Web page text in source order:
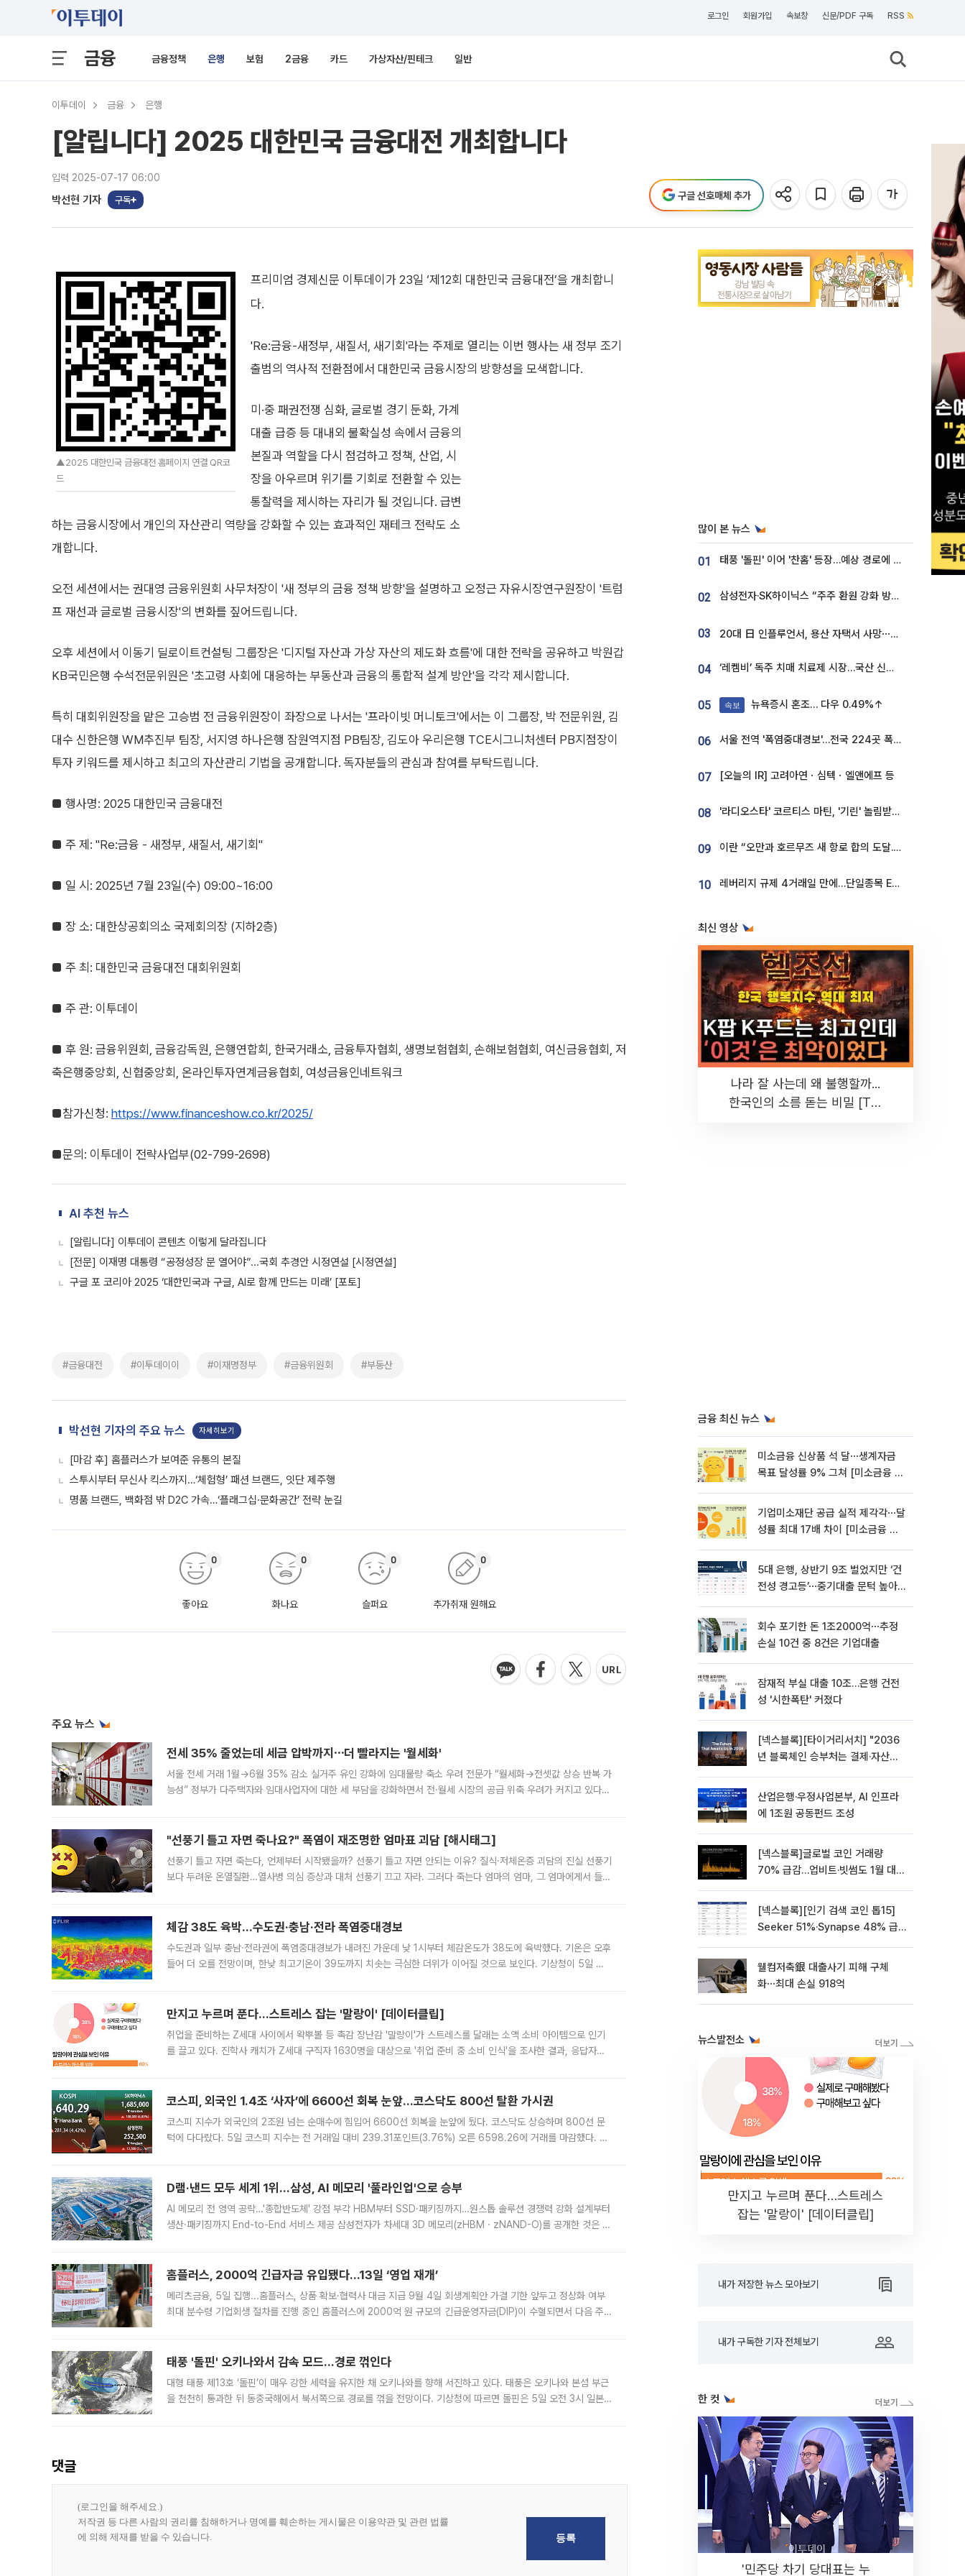
로그인 회원가입 속보창 신문/PDF 구독 RSS
금융 금융정책 은행 보험 2금융 카드 가상자산/핀테크 일반
이투데이 금융 은행
[알립니다] 2025 대한민국 금융대전 개최합니다
입력 2025-07-17 06:00
박선현 기자 구독 구글 선호매체 추가
▲2025 대한민국 금융대전 홈페이지 연결 QR코
드
프리미엄 경제신문 이투데이가 23일 ‘제12회 대한민국 금융대전’을 개최합니
다.
'Re:금융-새정부, 새질서, 새기회'라는 주제로 열리는 이번 행사는 새 정부 조기
출범의 역사적 전환점에서 대한민국 금융시장의 방향성을 모색합니다.
미·중 패권전쟁 심화, 글로벌 경기 둔화, 가계
대출 급증 등 대내외 불확실성 속에서 금융의
본질과 역할을 다시 점검하고 정책, 산업, 시
장을 아우르며 위기를 기회로 전환할 수 있는
통찰력을 제시하는 자리가 될 것입니다. 급변
하는 금융시장에서 개인의 자산관리 역량을 강화할 수 있는 효과적인 재테크 전략도 소
개합니다.
오전 세션에서는 권대영 금융위원회 사무처장이 '새 정부의 금융 정책 방향'을 설명하고 오정근 자유시장연구원장이 '트럼
프 재선과 글로벌 금융시장'의 변화를 짚어드립니다.
오후 세션에서 이동기 딜로이트컨설팅 그룹장은 '디지털 자산과 가상 자산의 제도화 흐름'에 대한 전략을 공유하고 박원갑
KB국민은행 수석전문위원은 '초고령 사회에 대응하는 부동산과 금융의 통합적 설계 방안'을 각각 제시합니다.
특히 대회위원장을 맡은 고승범 전 금융위원장이 좌장으로 나서는 '프라이빗 머니토크'에서는 이 그룹장, 박 전문위원, 김
대수 신한은행 WM추진부 팀장, 서지영 하나은행 잠원역지점 PB팀장, 김도아 우리은행 TCE시그니처센터 PB지점장이
투자 키워드를 제시하고 최고의 자산관리 기법을 공개합니다. 독자분들의 관심과 참여를 부탁드립니다.
■ 행사명: 2025 대한민국 금융대전
■ 주 제: "Re:금융 - 새정부, 새질서, 새기회"
■ 일 시: 2025년 7월 23일(수) 09:00~16:00
■ 장 소: 대한상공회의소 국제회의장 (지하2층)
■ 주 최: 대한민국 금융대전 대회위원회
■ 주 관: 이투데이
■ 후 원: 금융위원회, 금융감독원, 은행연합회, 한국거래소, 금융투자협회, 생명보험협회, 손해보험협회, 여신금융협회, 저
축은행중앙회, 신협중앙회, 온라인투자연계금융협회, 여성금융인네트워크
■참가신청: https://www.financeshow.co.kr/2025/
■문의: 이투데이 전략사업부(02-799-2698)
AI 추천 뉴스
[알립니다] 이투데이 콘텐츠 이렇게 달라집니다
[전문] 이재명 대통령 “공정성장 문 열어야”...국회 추경안 시정연설 [시정연설]
구글 포 코리아 2025 ‘대한민국과 구글, AI로 함께 만드는 미래’ [포토]
#금융대전 #이투데이이 #이재명정부 #금융위원회 #부동산
박선현 기자의 주요 뉴스 자세히보기
[마감 후] 홈플러스가 보여준 유통의 본질
스투시부터 무신사 킥스까지…‘체험형’ 패션 브랜드, 잇단 제주행
명품 브랜드, 백화점 밖 D2C 가속…‘플래그십·문화공간’ 전략 눈길
좋아요
0
화나요
0
슬퍼요
0
추가취재 원해요
0
주요 뉴스
전세 35% 줄었는데 세금 압박까지⋯더 빨라지는 '월세화'
서울 전세 거래 1월→6월 35% 감소 실거주 유인 강화에 임대물량 축소 우려 전문가 “월세화→전셋값 상승 반복 가
능성” 정부가 다주택자와 임대사업자에 대한 세 부담을 강화하면서 전·월세 시장의 공급 위축 우려가 커지고 있다.
"선풍기 틀고 자면 죽나요?" 폭염이 재조명한 엄마표 괴담 [해시태그]
선풍기 틀고 자면 죽는다, 언제부터 시작됐을까? 선풍기 틀고 자면 안되는 이유? 질식·저체온증 괴담의 진실 선풍기
보다 두려운 온열질환…열사병 의심 증상과 대처 선풍기 끄고 자라. 그러다 죽는다 엄마의 엄마, 그 엄마에게서 들어
체감 38도 육박…수도권·충남·전라 폭염중대경보
수도권과 일부 충남·전라권에 폭염중대경보가 내려진 가운데 낮 1시부터 체감온도가 38도에 육박했다. 기온은 오후
들어 더 오를 전망이며, 한낮 최고기온이 39도까지 치솟는 극심한 더위가 이어질 것으로 보인다. 기상청이 5일 오
만지고 누르며 푼다…스트레스 잡는 '말랑이' [데이터클립]
취업을 준비하는 Z세대 사이에서 왁뿌볼 등 촉감 장난감 '말랑이'가 스트레스를 달래는 소액 소비 아이템으로 인기
를 끌고 있다. 진학사 캐치가 Z세대 구직자 1630명을 대상으로 '취업 준비 중 소비 인식'을 조사한 결과, 응답자의
코스피, 외국인 1.4조 ‘사자’에 6600선 회복 눈앞…코스닥도 800선 탈환 가시권
코스피 지수가 외국인의 2조원 넘는 순매수에 힘입어 6600선 회복을 눈앞에 뒀다. 코스닥도 상승하며 800선 문
턱에 다다랐다. 5일 코스피 지수는 전 거래일 대비 239.31포인트(3.76%) 오른 6598.26에 거래를 마감했다. 장
D램·낸드 모두 세계 1위…삼성, AI 메모리 '풀라인업'으로 승부
AI 메모리 전 영역 공략…'종합반도체' 강점 부각 HBM부터 SSD·패키징까지…원스톱 솔루션 경쟁력 강화 설계부터
생산·패키징까지 End-to-End 서비스 제공 삼성전자가 차세대 3D 메모리(zHBMㆍzNAND-O)를 공개한 것은 단
홈플러스, 2000억 긴급자금 유입됐다…13일 ‘영업 재개’
메리츠금융, 5일 집행...홈플러스, 상품 확보·협력사 대금 지급 9월 4일 회생계획안 가결 기한 앞두고 정상화 여부
최대 분수령 기업회생 절차를 진행 중인 홈플러스에 2000억 원 규모의 긴급운영자금(DIP)이 수혈되면서 다음 주
태풍 '돌핀' 오키나와서 감속 모드…경로 꺾인다
대형 태풍 제13호 ‘돌핀’이 매우 강한 세력을 유지한 채 오키나와를 향해 서진하고 있다. 태풍은 오키나와 본섬 부근
을 천천히 통과한 뒤 동중국해에서 북서쪽으로 경로를 꺾을 전망이다. 기상청에 따르면 돌핀은 5일 오전 3시 일본
댓글
많이 본 뉴스
01 태풍 '돌핀' 이어 '찬홈' 등장…예상 경로에 한국 '한숨'
02 삼성전자·SK하이닉스 “주주 환원 강화 방안 마련”
03 20대 日 인플루언서, 용산 자택서 사망⋯SNS 라방 중 숨져
04 ‘레켐비’ 독주 치매 치료제 시장…국산 신약 등장하나
05 속보 뉴욕증시 혼조… 다우 0.49%↑
06 서울 전역 '폭염중대경보'…전국 224곳 폭염특보
07 [오늘의 IR] 고려아연ㆍ심텍ㆍ엘앤에프 등
08 '라디오스타' 코르티스 마틴, '기린' 놀림받던 190.5cm…"명품쇼 빛낸 모델핏"
09 이란 “오만과 호르무즈 새 항로 합의 도달...완전 재개방은 아냐”
10 레버리지 규제 4거래일 만에…단일종목 ETF 거래대금 '13분의 1' 급감
최신 영상
나라 잘 사는데 왜 불행할까...
한국인의 소름 돋는 비밀 [T같
금융 최신 뉴스
미소금융 신상품 석 달⋯생계자금
목표 달성률 9% 그쳐 [미소금융 첫
기업미소재단 공급 실적 제각각⋯달
성률 최대 17배 차이 [미소금융 첫
5대 은행, 상반기 9조 벌었지만 ‘건
전성 경고등’⋯중기대출 문턱 높아
회수 포기한 돈 1조2000억⋯추정
손실 10건 중 8건은 기업대출
잠재적 부실 대출 10조…은행 건전
성 '시한폭탄' 커졌다
[넥스블록][타이거리서치] "2036
년 블록체인 승부처는 결제·자산거
산업은행·우정사업본부, AI 인프라
에 1조원 공동펀드 조성
[넥스블록]글로벌 코인 거래량
70% 급감…업비트·빗썸도 1월 대비
[넥스블록][인기 검색 코인 톱15]
Seeker 51%·Synapse 48% 급
웰컴저축銀 대출사기 피해 구체
화⋯최대 손실 918억
뉴스발전소
만지고 누르며 푼다…스트레스
잡는 '말랑이' [데이터클립]
내가 저장한 뉴스 모아보기
내가 구독한 기자 전체보기
한 컷
'민주당 차기 당대표는 누